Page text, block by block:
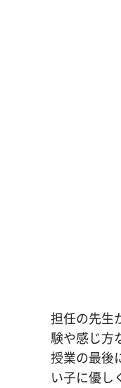
担任の先生
験や感じ方
授業の最後
い子に優し